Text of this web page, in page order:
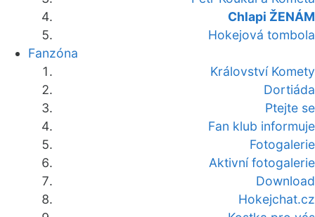
Chlapi ŽENÁM
Hokejová tombola
Fanzóna
Království Komety
Dortiáda
Ptejte se
Fan klub informuje
Fotogalerie
Aktivní fotogalerie
Download
Hokejchat.cz